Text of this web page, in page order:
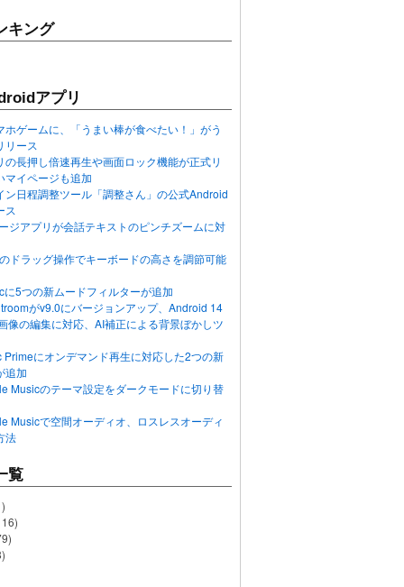
キング
アプリ
ホゲームに、「うまい棒が食べたい！」がう
リース
の長押し倍速再生や画面ロック機能が正式リ
マイページも追加
ン日程調整ツール「調整さん」の公式Android
ス
ジアプリが会話テキストのピンチズームに対
ドラッグ操作でキーボードの高さを調節可能
に5つの新ムードフィルターが追加
がv9.0にバージョンアップ、Android 14
像の編集に対応、AI補正による背景ぼかしツ
Primeにオンデマンド再生に対応した2つの新
追加
Musicのテーマ設定をダークモードに切り替
Musicで空間オーディオ、ロスレスオーディ
法
覧